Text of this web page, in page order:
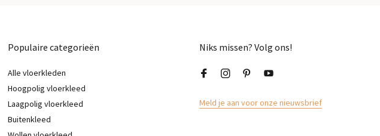
Populaire categorieën
Alle vloerkleden
Hoogpolig vloerkleed
Laagpolig vloerkleed
Buitenkleed
Niks missen? Volg ons!
Meld je aan voor onze nieuwsbrief